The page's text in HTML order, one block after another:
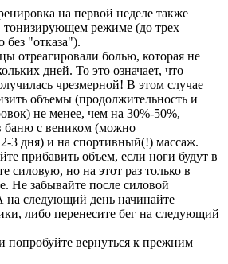
на первой неделе также
тонизирующем режиме (до трех
без "отказа").
отреагировали болью, которая не
дней. То это означает, что
чрезмерной! В этом случае
объемы (продолжительность и
не менее, чем на 30%-50%,
баню с веником (можно
2-3 дня) и на спортивный(!) массаж.
прибавить объем, если ноги будут в
силовую, но на этот раз только в
Не забывайте после силовой
на следующий день начинайте
либо перенесите бег на следующий
попробуйте вернуться к прежним